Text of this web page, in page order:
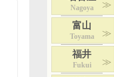
Nagoya
富山
Toyama
福井
Fukui